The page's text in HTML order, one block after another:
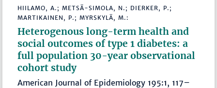
HIILAMO, A.; METSÄ-SIMOLA, N.; DIERKER, P.;
MARTIKAINEN, P.; MYRSKYLÄ, M.:
Heterogenous long-term health and
social outcomes of type 1 diabetes: a
full population 30-year observational
cohort study
American Journal of Epidemiology 195:1, 117–